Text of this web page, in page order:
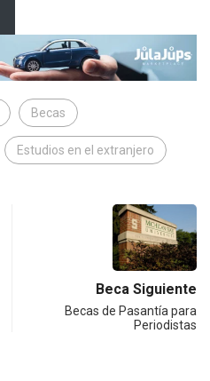
Becas
Estudios en el extranjero
Beca Siguiente
Becas de Pasantía para
Periodistas